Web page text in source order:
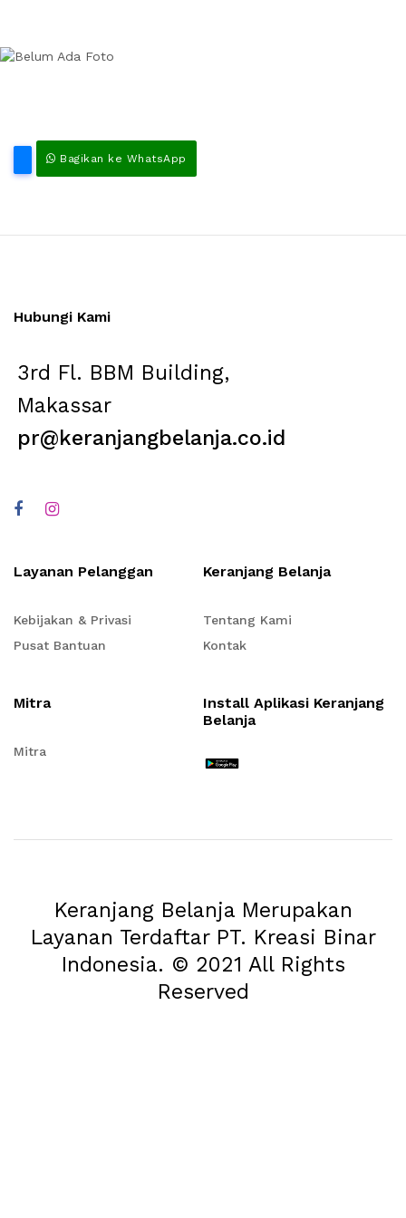
Bagikan ke WhatsApp
Hubungi Kami
3rd Fl. BBM Building,
Makassar
pr@keranjangbelanja.co.id
Layanan Pelanggan
Kebijakan & Privasi
Pusat Bantuan
Keranjang Belanja
Tentang Kami
Kontak
Mitra
Mitra
Install Aplikasi Keranjang
Belanja
Keranjang Belanja Merupakan
Layanan Terdaftar PT. Kreasi Binar
Indonesia. © 2021 All Rights
Reserved